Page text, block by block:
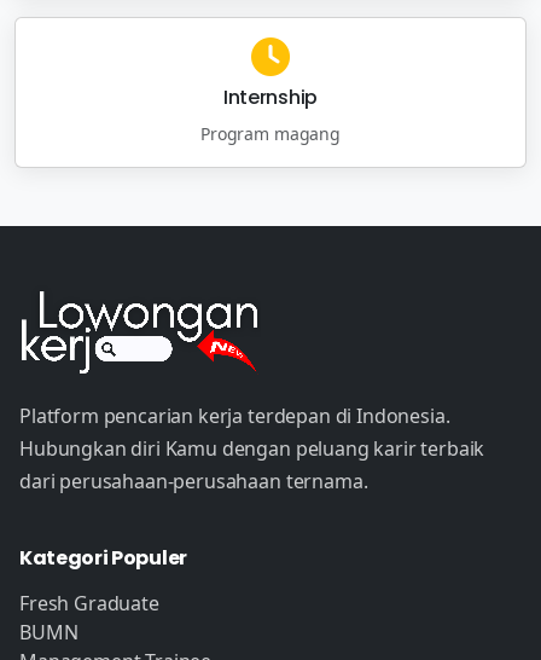
Internship
Program magang
Platform pencarian kerja terdepan di Indonesia.
Hubungkan diri Kamu dengan peluang karir terbaik
dari perusahaan-perusahaan ternama.
Kategori Populer
Fresh Graduate
BUMN